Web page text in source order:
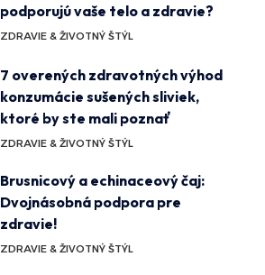
podporujú vaše telo a zdravie?
ZDRAVIE & ŽIVOTNÝ ŠTÝL
7 overených zdravotných výhod
konzumácie sušených sliviek,
ktoré by ste mali poznať
ZDRAVIE & ŽIVOTNÝ ŠTÝL
Brusnicový a echinaceový čaj:
Dvojnásobná podpora pre
zdravie!
ZDRAVIE & ŽIVOTNÝ ŠTÝL